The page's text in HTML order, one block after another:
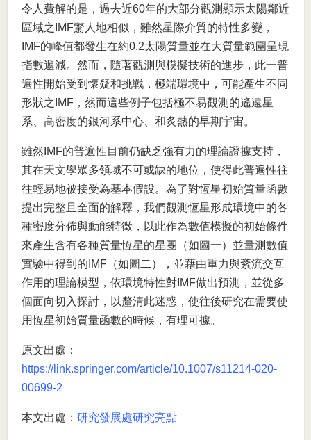
令人費解的是，過去近60年的大部分觀測顯示太陽鄰近
區域之IMF驚人地相似，雖然星際介質的特性多變，
IMF的峰值都發生在約0.2太陽質量並在大質量範圍呈現
指數遞減。然而，隨著觀測與模擬技術的進步，此一普
遍性開始受到懷疑和挑戰，極端環境中，可能產生不同
形狀之IMF，然而這些例子包括極不易觀測的遙遠星
系、高密度的銀河系中心、和炙熱的早期宇宙。
雖然IMF的普遍性目前仍缺乏強有力的理論證據支持，
其在天文學眾多領域不可或缺的地位，使得此普遍性往
往輕易地被接受為基本假設。為了對恆星初始質量函數
提出完整且全面的解釋，我們觀測恆星形成環境中的各
種密度分佈與動能特徵，以此作為數值模擬的初始條件
來產生含有各種質量恆星的星團（如圖一）並量測數值
實驗中得到的IMF（如圖二），並藉由重力與紊流交互
作用的理論模型，依環境特性對IMF做出預測，並從多
個面向切入探討，以釐清此迷惑，使往後研究在需要使
用恆星初始質量函數的時候，有理可據。
原文出處：
https://link.springer.com/article/10.1007/s11214-020-
00699-2
本文出處： 研究發展處研究亮點